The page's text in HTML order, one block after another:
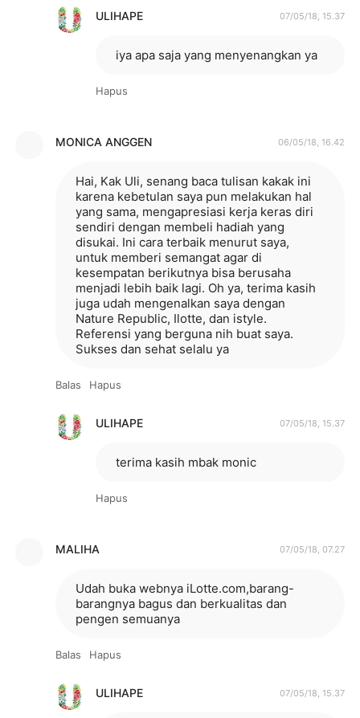
ULIHAPE 07/05/18, 15.37
iya apa saja yang menyenangkan ya
Hapus
MONICA ANGGEN 06/05/18, 16.42
Hai, Kak Uli, senang baca tulisan kakak ini
karena kebetulan saya pun melakukan hal
yang sama, mengapresiasi kerja keras diri
sendiri dengan membeli hadiah yang
disukai. Ini cara terbaik menurut saya,
untuk memberi semangat agar di
kesempatan berikutnya bisa berusaha
menjadi lebih baik lagi. Oh ya, terima kasih
juga udah mengenalkan saya dengan
Nature Republic, Ilotte, dan istyle.
Referensi yang berguna nih buat saya.
Sukses dan sehat selalu ya
Balas Hapus
ULIHAPE 07/05/18, 15.37
terima kasih mbak monic
Hapus
MALIHA 07/05/18, 07.27
Udah buka webnya iLotte.com,barang-
barangnya bagus dan berkualitas dan
pengen semuanya
Balas Hapus
ULIHAPE 07/05/18, 15.37